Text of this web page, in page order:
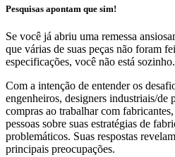
Pesquisas apontam que sim!
Se você já abriu uma remessa
que várias de suas peças não foram
especificações, você não está sozinho.
Com a intenção de entender os
engenheiros, designers industriais/de
compras ao trabalhar com
pessoas sobre suas estratégias de
problemáticos. Suas respostas
principais preocupações.